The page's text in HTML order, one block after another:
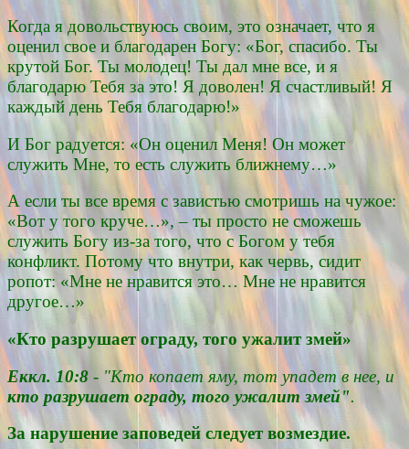
Когда я довольствуюсь своим, это означает, что я
оценил свое и благодарен Богу: «Бог, спасибо. Ты
крутой Бог. Ты молодец! Ты дал мне все, и я
благодарю Тебя за это! Я доволен! Я счастливый! Я
каждый день Тебя благодарю!»
И Бог радуется: «Он оценил Меня! Он может
служить Мне, то есть служить ближнему…»
А если ты все время с завистью смотришь на чужое:
«Вот у того круче…», – ты просто не сможешь
служить Богу из-за того, что с Богом у тебя
конфликт. Потому что внутри, как червь, сидит
ропот: «Мне не нравится это… Мне не нравится
другое…»
«Кто разрушает ограду, того ужалит змей»
Еккл. 10:8 - "Кто копает яму, тот упадет в нее, и
кто разрушает ограду, того ужалит змей".
За нарушение заповедей следует возмездие.